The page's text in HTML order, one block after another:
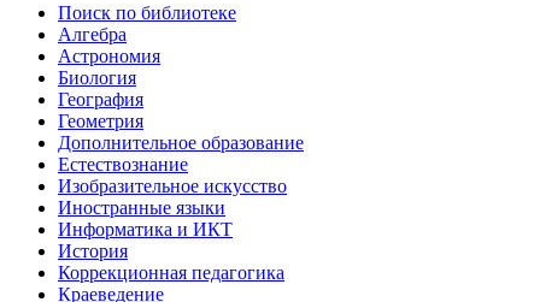
Поиск по библиотеке
Алгебра
Астрономия
Биология
География
Геометрия
Дополнительное образование
Естествознание
Изобразительное искусство
Иностранные языки
Информатика и ИКТ
История
Коррекционная педагогика
Краеведение